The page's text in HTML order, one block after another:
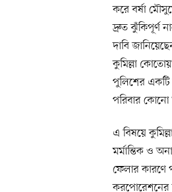
করে বর্ষা
দ্রুত ঝুঁকিপূর্ণ
দাবি
কুমিল্লা
পুলিশের একটি
পরিবার
এ বিষয়ে
মর্মান্তিক ও
ফেলার কারণে
করপোরেশনের